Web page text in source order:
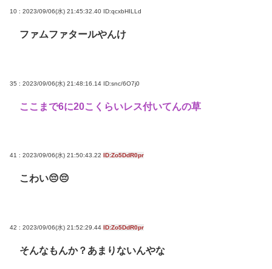
10 : 2023/09/06(水) 21:45:32.40 ID:qcxbHILLd
ファムファタールやんけ
35 : 2023/09/06(水) 21:48:16.14 ID:snc/6O7j0
ここまで6に20こくらいレス付いてんの草
41 : 2023/09/06(水) 21:50:43.22 ID:Zo5DdR0pr
こわい😔😔
42 : 2023/09/06(水) 21:52:29.44 ID:Zo5DdR0pr
そんなもんか？あまりないんやな